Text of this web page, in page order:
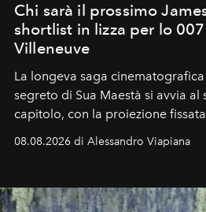
Chi sarà il prossimo
shortlist in lizza per lo
Villeneuve
La longeva saga
segreto di Sua Maestà si avvia al
capitolo, con la proiezione
Craig, però, regna ancora il più
08.08.2026 di Alessandro Viapiana